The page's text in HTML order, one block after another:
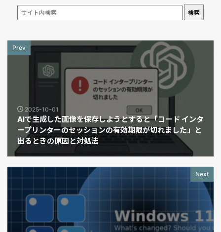
検索
Prev
2025-10-01
AIで生成した画像を保存しようとすると「コード インタ
ープリンターのセッションの有効期限が切れました」と
出るときの原因と対処法
Next